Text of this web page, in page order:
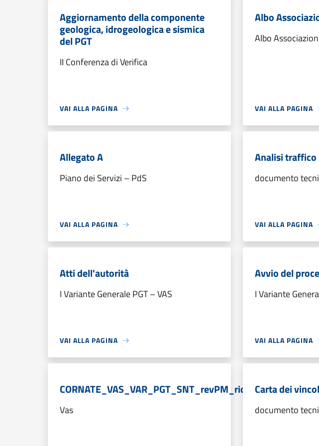
Aggiornamento della componente
geologica, idrogeologica e sismica
del PGT
II Conferenza di Verifica
VAI ALLA PAGINA
Albo
Albo
VAI ALLA PAGINA
Allegato A
Piano dei Servizi – PdS
VAI ALLA PAGINA
Analisi traffico
documento
VAI ALLA PAGINA
Atti dell'autorità
I Variante Generale PGT – VAS
VAI ALLA PAGINA
Avvio del
I Variante
VAI ALLA PAGINA
CORNATE_VAS_VAR_PGT_SNT_revPM_rid
Vas
Carta dei
documento